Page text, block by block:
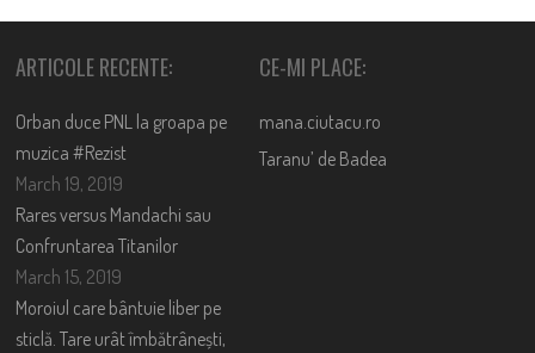
ARTICOLE RECENTE:
Orban duce PNL la groapa pe
muzica #Rezist
March 19, 2019
Rares versus Mandachi sau
Confruntarea Titanilor
March 15, 2019
Moroiul care bântuie liber pe
sticlă. Tare urât îmbătrânești,
CE-MI PLACE:
mana.ciutacu.ro
Taranu’ de Badea